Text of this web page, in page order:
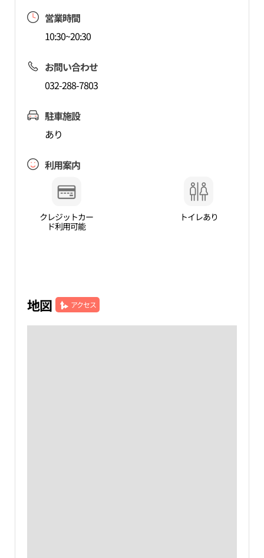
営業時間
10:30~20:30
お問い合わせ
032-288-7803
駐車施設
あり
利用案内
クレジットカー
ド利用可能
トイレあり
地図 アクセス